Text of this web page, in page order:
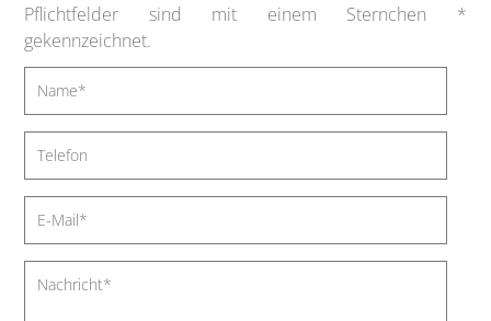
Pflichtfelder sind mit einem Sternchen *
gekennzeichnet.